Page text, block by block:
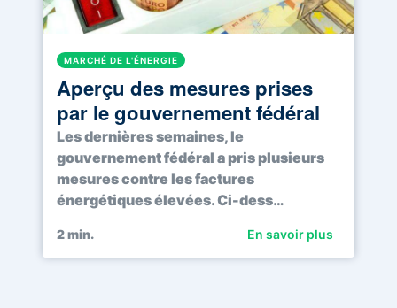
MARCHÉ DE L'ÉNERGIE
Aperçu des mesures prises
par le gouvernement fédéral
Les dernières semaines, le
gouvernement fédéral a pris plusieurs
mesures contre les factures
énergétiques élevées. Ci-dess…
2min. En savoir plus